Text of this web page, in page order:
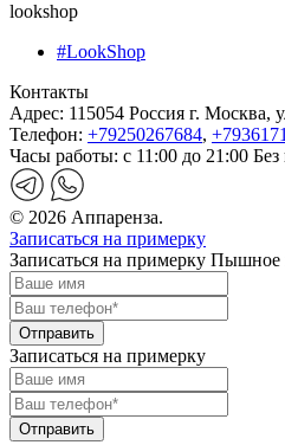
lookshop
#LookShop
Контакты
Адрес: 115054 Россия г. Москва,
Телефон: +79250267684,
Часы работы: с 11:00 до 21:00
© 2026 Аппаренза.
Записаться на примерку
Записаться на примерку Пышное
Записаться на примерку